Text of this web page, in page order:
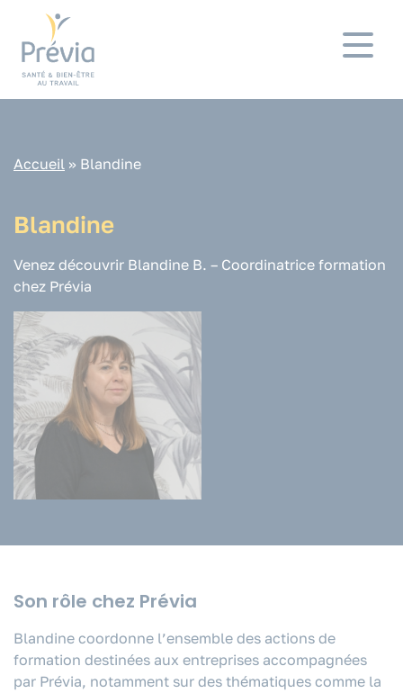
Accueil » Blandine
Blandine
Venez découvrir Blandine B. – Coordinatrice formation
chez Prévia
Son rôle chez Prévia
Blandine coordonne l’ensemble des actions de
formation destinées aux entreprises accompagnées
par Prévia, notamment sur des thématiques comme la
Panneau de gestion des cookies